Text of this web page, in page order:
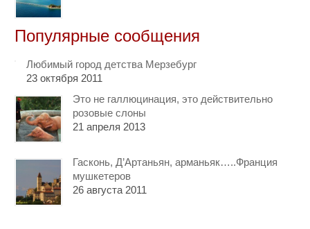
Популярные сообщения
Любимый город детства Мерзебург
23 октября 2011
Это не галлюцинация, это действительно
розовые слоны
21 апреля 2013
Гасконь, Д’Артаньян, арманьяк…..Франция
мушкетеров
26 августа 2011